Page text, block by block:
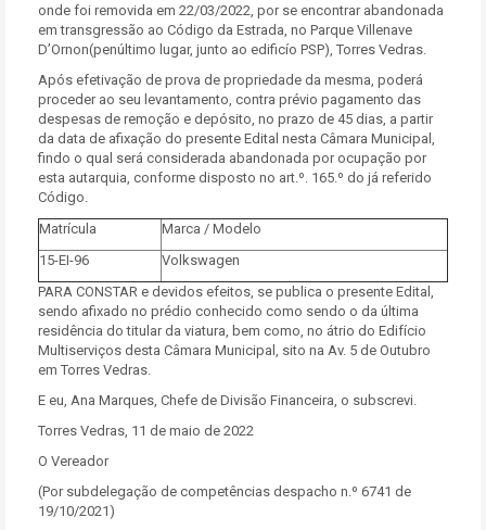
onde foi removida em 22/03/2022, por se encontrar abandonada
em transgressão ao Código da Estrada, no Parque Villenave
D’Ornon(penúltimo lugar, junto ao edificío PSP), Torres Vedras.
Após efetivação de prova de propriedade da mesma, poderá
proceder ao seu levantamento, contra prévio pagamento das
despesas de remoção e depósito, no prazo de 45 dias, a partir
da data de afixação do presente Edital nesta Câmara Municipal,
findo o qual será considerada abandonada por ocupação por
esta autarquia, conforme disposto no art.º. 165.º do já referido
Código.
Matrícula
Marca / Modelo
15-EI-96
Volkswagen
PARA CONSTAR e devidos efeitos, se publica o presente Edital,
sendo afixado no prédio conhecido como sendo o da última
residência do titular da viatura, bem como, no átrio do Edifício
Multiserviços desta Câmara Municipal, sito na Av. 5 de Outubro
em Torres Vedras.
E eu, Ana Marques, Chefe de Divisão Financeira, o subscrevi.
Torres Vedras, 11 de maio de 2022
O Vereador
(Por subdelegação de competências despacho n.º 6741 de
19/10/2021)